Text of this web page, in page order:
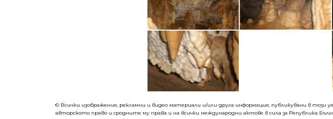
© Всички изображения, рекламни и видео материали и/или друга информация, публикувани в
авторското право и сродните му права и на всички международни актове в сила за Република